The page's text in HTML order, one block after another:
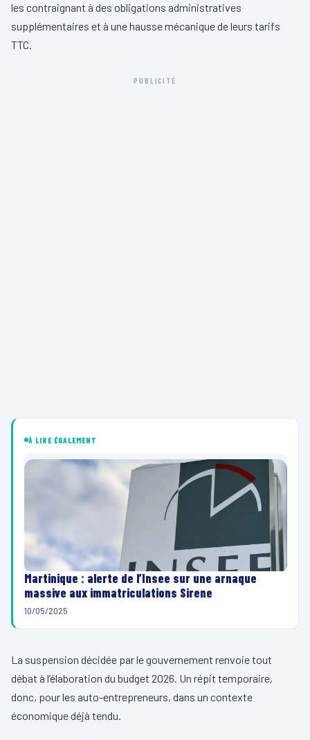
les contraignant à des obligations administratives
supplémentaires et à une hausse mécanique de leurs tarifs
TTC.
PUBLICITÉ
À LIRE ÉGALEMENT
Martinique : alerte de l’Insee sur une arnaque
massive aux immatriculations Sirene
10/05/2025
La suspension décidée par le gouvernement renvoie tout
débat à l’élaboration du budget 2026. Un répit temporaire,
donc, pour les auto-entrepreneurs, dans un contexte
économique déjà tendu.